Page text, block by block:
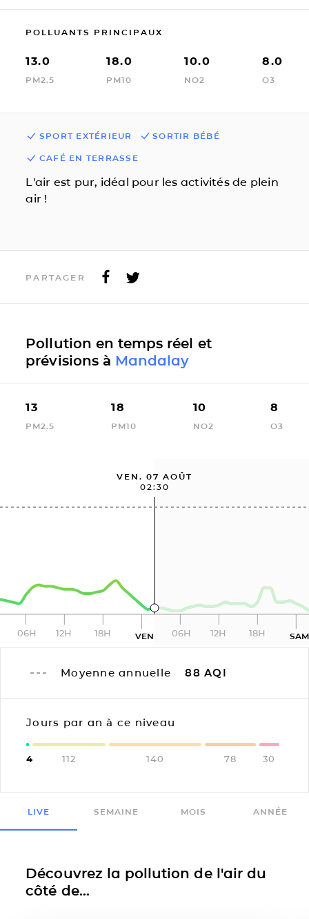
POLLUANTS PRINCIPAUX
13.0
PM2.5
18.0
PM10
10.0
NO2
8.0
O3
SPORT EXTÉRIEUR SORTIR BÉBÉ
CAFÉ EN TERRASSE
L'air est pur, idéal pour les activités de plein
air !
PARTAGER
Pollution en temps réel et
prévisions à Mandalay
13
PM2.5
18
PM10
10
NO2
8
O3
VEN. 07 AOÛT
02:30
06H 12H 18H VEN 06H 12H 18H SAM
Moyenne annuelle 88 AQI
Jours par an à ce niveau
4 112 140 78 30
LIVE SEMAINE MOIS ANNÉE
Découvrez la pollution de l'air du
côté de...